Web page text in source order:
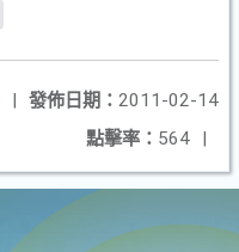
發佈日期： 2011-02-14
|
點擊率： 564 |